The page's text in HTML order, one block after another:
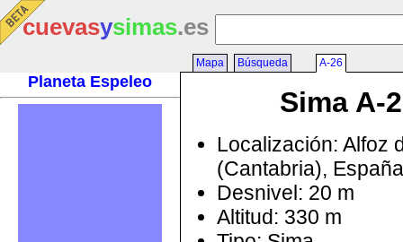
cuevasysimas.es
Planeta Espeleo
Mapa Búsqueda A-26
Sima A-
Localización: Alfoz
(Cantabria), España
Desnivel: 20 m
Altitud: 330 m